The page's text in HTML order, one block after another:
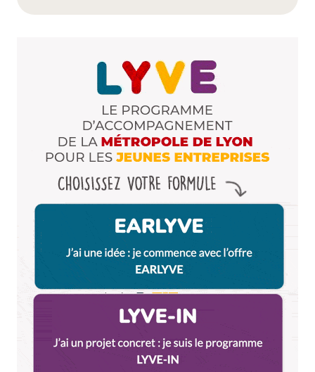
Cool l’article, ça donne envie ! Juste une remarque
sur la forme : ce serait cool d’avoir un petit module
type google maps sur la page de l’article pour
Répondre
Il y a un plan interactif sur le site répertoriant
nos adresses testées
https://lyon.citycrunch.fr/cartes-des-
adresses-testees-et-approuvees-par-
Curieux Seb
6 juin 2019 à 17 h 23 min